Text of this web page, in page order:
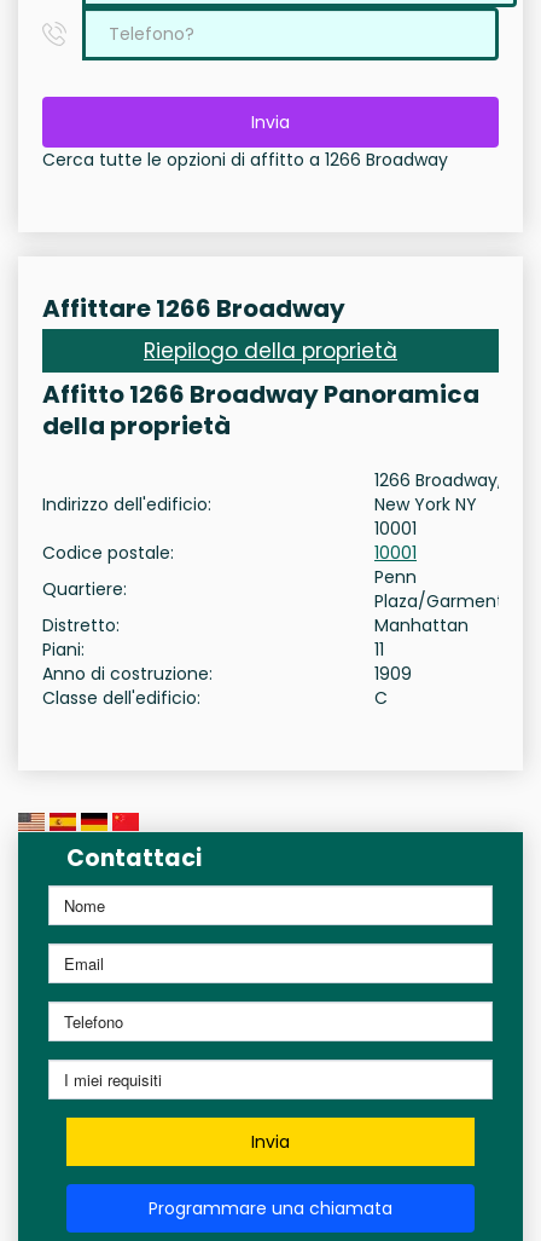
Invia
Cerca tutte le opzioni di affitto a 1266 Broadway
Affittare 1266 Broadway
Riepilogo della proprietà
Affitto 1266 Broadway Panoramica
della proprietà
Indirizzo dell'edificio:
1266 Broadway,
New York NY
10001
Codice postale:
10001
Quartiere:
Penn
Plaza/Garment
Distretto:
Manhattan
Piani:
11
Anno di costruzione:
1909
Classe dell'edificio:
C
Contattaci
Invia
Programmare una chiamata